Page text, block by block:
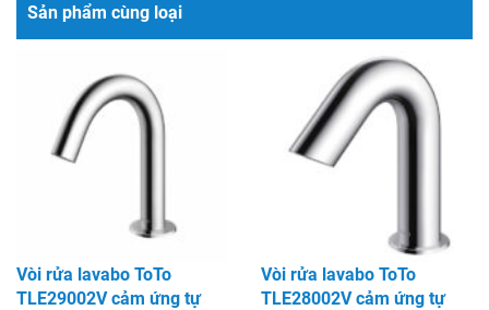
Sản phẩm cùng loại
Vòi rửa lavabo ToTo
TLE29002V cảm ứng tự
Vòi rửa lavabo ToTo
TLE28002V cảm ứng tự